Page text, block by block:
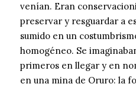
venían. Eran
preservar y resguardar a
sumido en un
homogéneo. Se
primeros en llegar y en
en una mina de Oruro: la